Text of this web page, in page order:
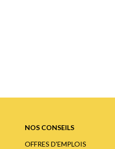
NOS CONSEILS
OFFRES D'EMPLOIS